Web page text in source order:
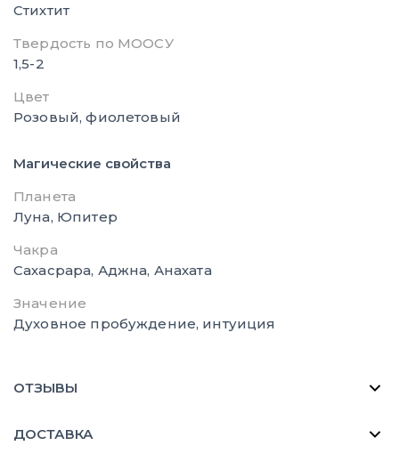
Стихтит
Твердость по МООСУ
1,5-2
Цвет
Розовый, фиолетовый
Магические свойства
Планета
Луна, Юпитер
Чакра
Сахасрара, Аджна, Анахата
Значение
Духовное пробуждение, интуиция
ОТЗЫВЫ
ДОСТАВКА